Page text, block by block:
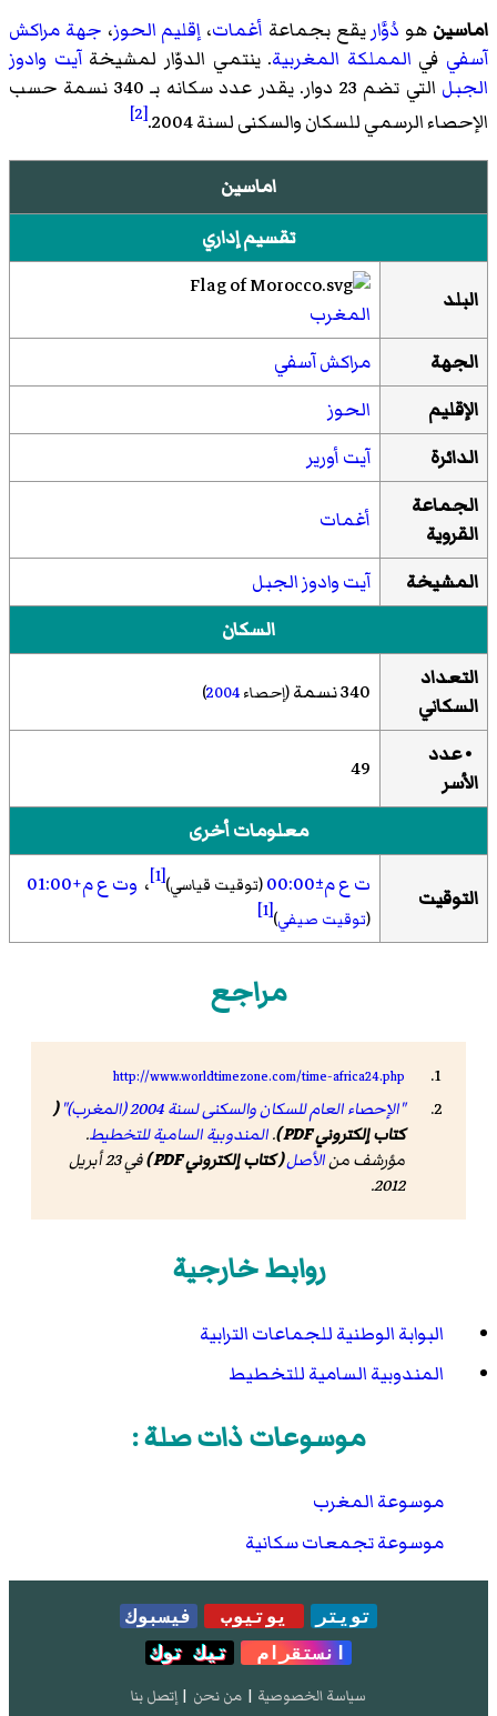
اماسين هو دُوَّار يقع بجماعة أغمات، إقليم الحوز، جهة مراكش
آسفي في المملكة المغربية. ينتمي الدوّار لمشيخةآيت وادوز
الجبل
التي تضم 23 دوار. يقدر عدد سكانه بـ 340 نسمة حسب
الإحصاء الرسمي للسكان والسكنى لسنة 2004.
[2]
اماسين
تقسيم إداري
البلد
المغرب
الجهة
مراكش آسفي
الإقليم
الحوز
الدائرة
آيت أورير
الجماعة
القروية
أغمات
المشيخة
آيت وادوز الجبل
السكان
التعداد
السكاني
340 نسمة (إحصاء2004
)
• عدد
الأسر
49
معلومات أخرى
التوقيت ت ع م±00:00 (توقيت قياسي)[1] ، وت ع م+01:00
(توقيت صيفي)
[1]
مراجع
http://www.worldtimezone.com/time-africa24.php
"الإحصاء العام للسكان والسكنى لسنة 2004 (المغرب)"
(
كتاب إلكتروني PDF )
.المندوبية السامية للتخطيط.
مؤرشف منالأصل( كتاب إلكتروني PDF )
في 23 أبريل
2012.
روابط خارجية
البوابة الوطنية للجماعات الترابية
المندوبية السامية للتخطيط
موسوعات ذات صلة :
موسوعة المغرب
موسوعة تجمعات سكانية
تويتر يوتيوب
فيسبوك
انستقرام
تيك توك
سياسة الخصوصية | من نحن | إتصل بنا